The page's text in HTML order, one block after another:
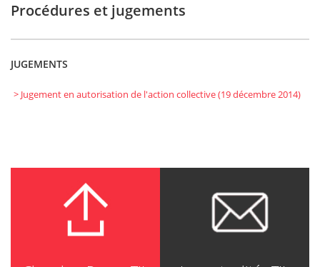
Procédures et jugements
JUGEMENTS
> Jugement en autorisation de l'action collective (19 décembre 2014)